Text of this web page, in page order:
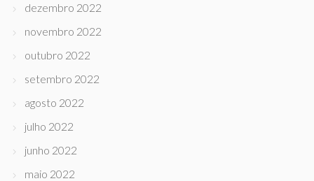
dezembro 2022
novembro 2022
outubro 2022
setembro 2022
agosto 2022
julho 2022
junho 2022
maio 2022